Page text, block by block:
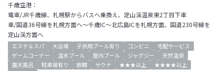
千歳空港：
電車/JR千歳線、札幌駅からバスへ乗換え、定山渓温泉東2丁目下車
車/国道36号線を札幌方面へ～千歳IC～北広島ICを札幌方面、国道230号線を
定山渓方面へ
エステ＆スパ 大浴場 子供用プール有り コンビニ
宅配サービス
ゲームコーナー
温水プール 屋内プール ジャグジー
天然温泉
露天風呂
駐車場有り 旅館 サウナ ★★★以上
★★★★以上